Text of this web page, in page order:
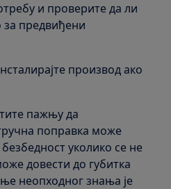
и проверите да ли
за предвиђени
производ ако
пажњу да
поправка може
уколико се не
довести до губитка
неопходног знања је